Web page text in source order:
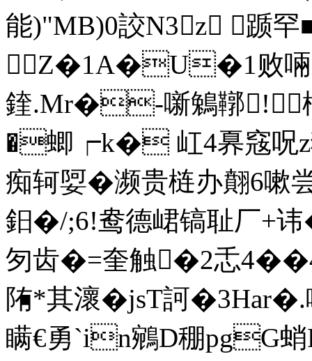
能)"MB)0詨N3z 踬罕
Z�1A�U�1败
鍷.Mr�-噺鵵鞹!
�蝍┍k� 屸4奡窛呪z
痴轲娿�濒贵梿办翸6嗽
鈤�/;6!鸯德峮镐耻厂+
匇齿�=奎触�2忎4�
陏*其瀤� jsT訶
瞒€勇 `in鵷D稝pgG